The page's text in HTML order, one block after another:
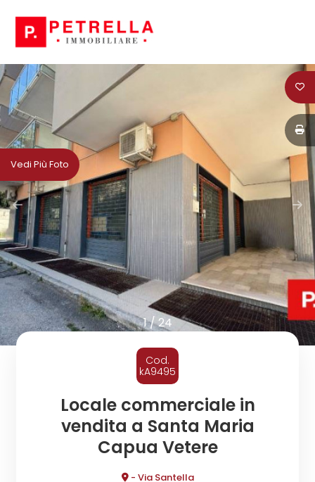
1/24
Vedi Più Foto
Cod.
kA9495
Locale commerciale in
vendita a Santa Maria
Capua Vetere
- Via Santella
HOME
CHI
SIAMO
IN
VENDITA
IN
AFFITTO
NEWS
CONTATTI
Codice
Contratto
Qualsiasi
Vendita
Affitto
Scegli
dove
cercare
Comune